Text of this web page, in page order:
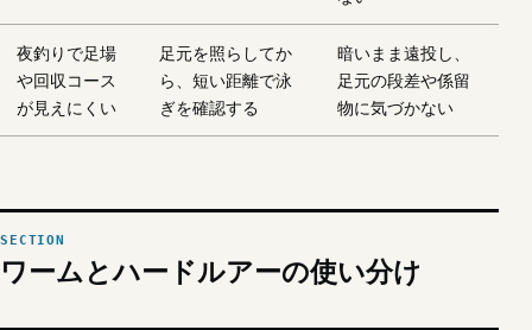
夜釣りで足場
や回収コース
が見えにくい
足元を照らしてか
ら、短い距離で泳
ぎを確認する
暗いまま遠投し、
足元の段差や係留
物に気づかない
ワームとハードルアーの使い分け